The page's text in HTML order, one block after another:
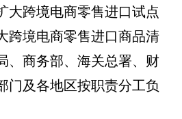
大跨境电商零售进口试点
跨境电商零售进口商品清
、商务部、海关总署、财
门及各地区按职责分工负